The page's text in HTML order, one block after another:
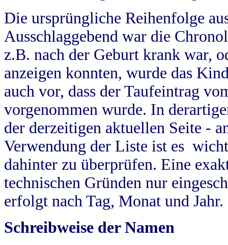
Die ursprüngliche Reihenfolge
Ausschlaggebend war die
z.B. nach der Geburt krank war,
anzeigen konnten, wurde das
auch vor, dass der Taufeintrag
vorgenommen wurde. In
der derzeitigen aktuellen Seite -
Verwendung der Liste ist es
dahinter zu überprüfen. Eine
technischen Gründen nur
erfolgt nach Tag, Monat und Jahr.
Schreibweise der Namen